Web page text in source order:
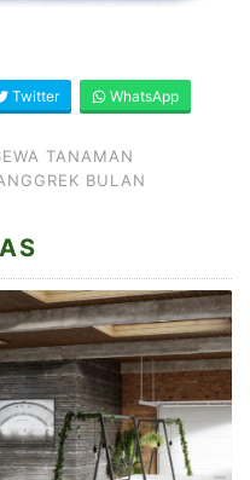
Twitter WhatsApp
TANAMAN
BULAN